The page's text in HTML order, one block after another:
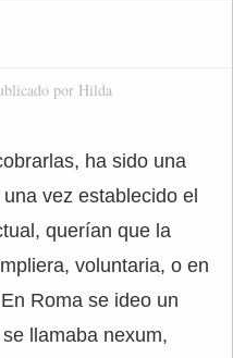
por Hilda
ha sido una
vez establecido el
querían que la
voluntaria, o en
Roma se ideo un
llamaba nexum,